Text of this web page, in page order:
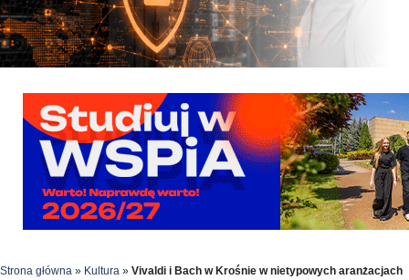
Strona główna » Kultura » Vivaldi i Bach w Krośnie w nietypowych aranżacjach